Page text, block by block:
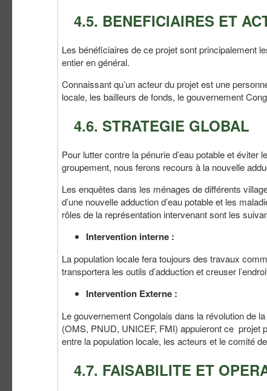
4.5. BENEFICIAIRES ET
Les bénéficiaires de ce projet sont principalement
entier en général.
Connaissant qu’un acteur du projet est une
locale, les bailleurs de fonds, le gouvernement
4.6. STRATEGIE GLOBAL
Pour lutter contre la pénurie d’eau potable et éviter
groupement, nous ferons recours à la nouvelle
Les enquêtes dans les ménages de différents
d’une nouvelle adduction d’eau potable et les
rôles de la représentation intervenant sont les
Intervention interne :
La population locale fera toujours des travaux
transportera les outils d’adduction et creuser
Intervention Externe :
Le gouvernement Congolais dans la révolution de
(OMS, PNUD, UNICEF, FMI) appuieront ce projet
entre la population locale, les acteurs et le comité
4.7. FAISABILITE ET